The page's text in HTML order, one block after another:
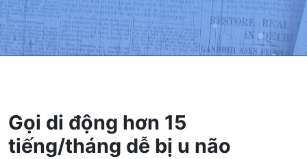
Gọi di động hơn 15
tiếng/tháng dễ bị u não